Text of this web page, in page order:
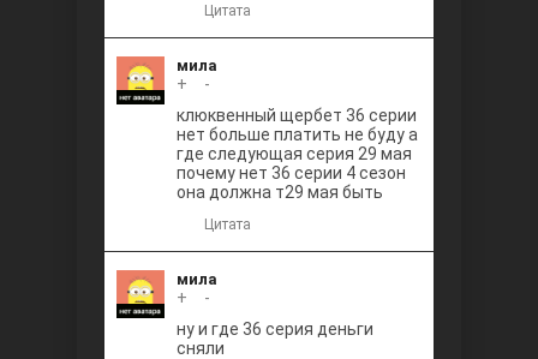
Цитата
мила
+
-
клюквенный щербет 36 серии
нет больше платить не буду а
где следующая серия 29 мая
почему нет 36 серии 4 сезон
она должна т29 мая быть
Цитата
мила
+
-
ну и где 36 серия деньги
сняли